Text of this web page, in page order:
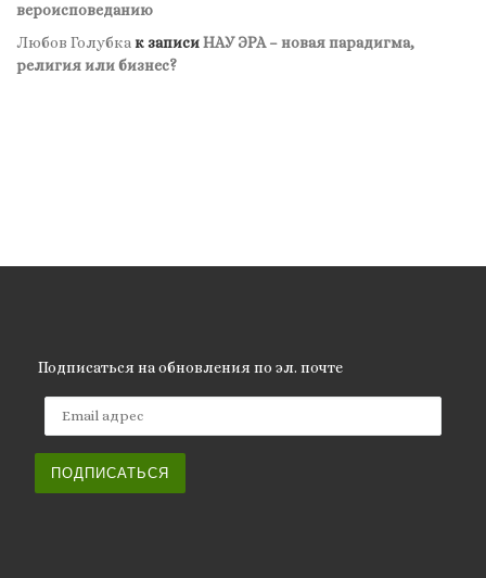
вероисповеданию
Любов Голубка к записиНАУ ЭРА – новая парадигма,
религия или бизнес?
Подписаться на обновления по эл. почте
ПОДПИСАТЬСЯ